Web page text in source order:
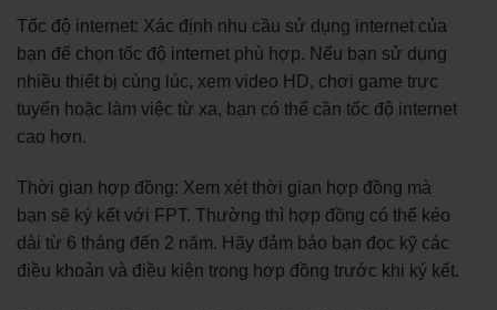
Tốc độ internet: Xác định nhu cầu sử dụng internet của
bạn để chọn tốc độ internet phù hợp. Nếu bạn sử dụng
nhiều thiết bị cùng lúc, xem video HD, chơi game trực
tuyến hoặc làm việc từ xa, bạn có thể cần tốc độ internet
cao hơn.
Thời gian hợp đồng: Xem xét thời gian hợp đồng mà
bạn sẽ ký kết với FPT. Thường thì hợp đồng có thể kéo
dài từ 6 tháng đến 2 năm. Hãy đảm bảo bạn đọc kỹ các
điều khoản và điều kiện trong hợp đồng trước khi ký kết.